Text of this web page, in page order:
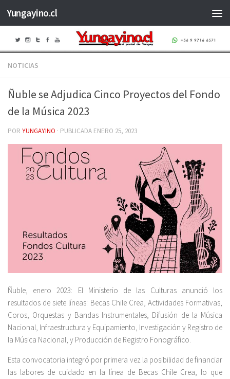
Saltar al contenido
Yungayino.cl
NOTICIAS
Ñuble se Adjudica Cinco Proyectos del Fondo
de la Música 2023
POR YUNGAYINO · PUBLICADA ENERO 25, 2023
Ñuble, enero 2023: El Ministerio de las Culturas anunció los
resultados de siete líneas: Becas Chile Crea, Actividades Formativas,
Coros, Orquestas y Bandas Instrumentales, Difusión de la Música
Nacional, Infraestructura y Equipamiento, Investigación y Registro de
la Música Nacional, y Producción de Registro Fonográfico.
Esta convocatoria integró por primera vez la posibilidad de financiar
las labores de cuidado en la línea de Becas Chile Crea, lo que